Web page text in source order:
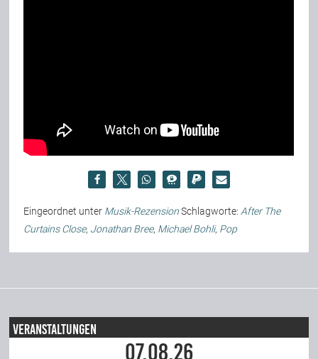
Eingeordnet unter Musik-Rezension Schlagworte: After The
Curtains Close, Jonathan Bree, Michael Bohli, Pop
Veranstaltungen
07.08.26